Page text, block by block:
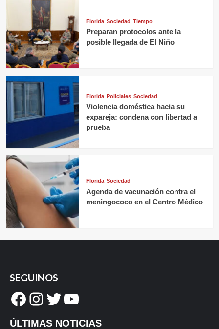
Florida Sociedad Tiempo
Preparan protocolos ante la
posible llegada de El Niño
Florida Policiales Sociedad
Violencia doméstica hacia su
expareja: condena con libertad a
prueba
Florida Sociedad
Agenda de vacunación contra el
meningococo en el Centro Médico
SEGUINOS
Facebook
Instagram
Twitter
YouTube
ÚLTIMAS NOTICIAS